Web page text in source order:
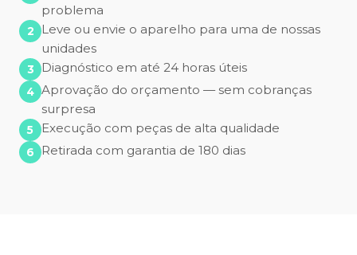
problema
Leve ou envie o aparelho para uma de nossas
unidades
Diagnóstico em até 24 horas úteis
Aprovação do orçamento — sem cobranças
surpresa
Execução com peças de alta qualidade
Retirada com garantia de 180 dias